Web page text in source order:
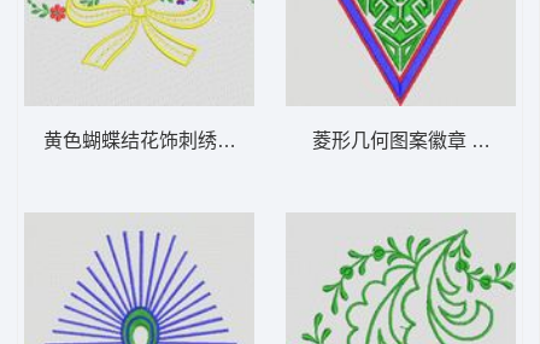
黄色蝴蝶结花饰刺绣图案 植物花型菱形几何图案徽章 植物花